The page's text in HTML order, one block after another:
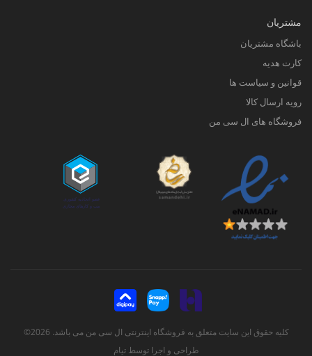
مشتریان
باشگاه مشتریان
کارت هدیه
قوانین و سیاست ها
رویه ارسال کالا
فروشگاه های ال سی من
کلیه حقوق این سایت متعلق به فروشگاه اینترنتی ال سی من می باشد. 2026©
طراحی و اجرا توسطتیام